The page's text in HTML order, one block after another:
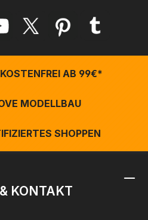
AB 99€*
MODELLBAU
SHOPPEN
KONTAKT